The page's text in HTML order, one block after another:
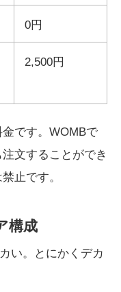
0円
2,500円
です。WOMBで
文することができ
止です。
構成
い。とにかくデカ